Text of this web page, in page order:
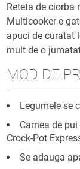
Reteta de ciorba
Multicooker e
apuci de curatat
mult de o
MOD DE
Legumele se
Carnea de
Crock-Pot
Se adauga